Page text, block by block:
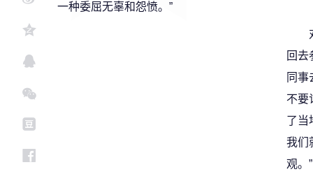
一种委屈无辜和怨愤。”
回去
同事
不要
了当
我们
观。”